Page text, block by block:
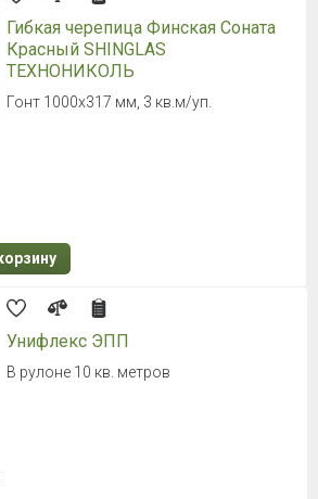
Гибкая черепица Финская Соната
Красный SHINGLAS
ТЕХНОНИКОЛЬ
Гонт 1000х317 мм, 3 кв.м/уп.
Унифлекс ЭПП
В рулоне 10 кв. метров